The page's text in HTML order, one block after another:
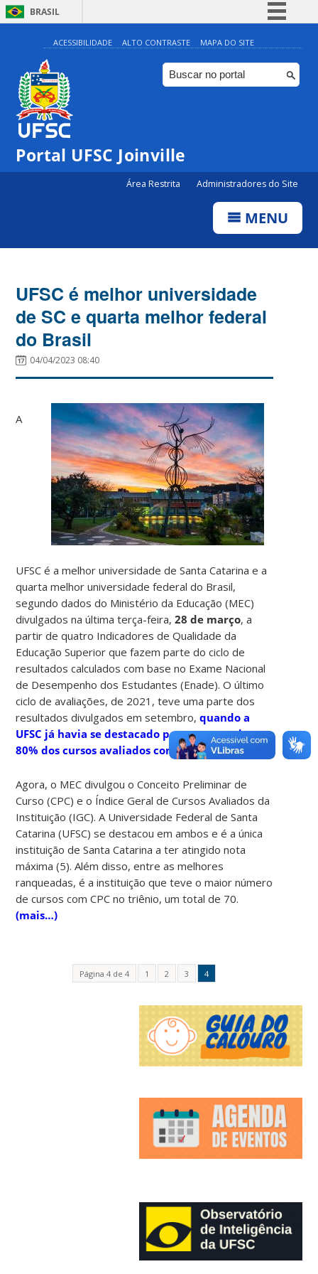
BRASIL
Simplifique!
Comunica BR
Participe
ACESSIBILIDADE ALTO CONTRASTE MAPA DO SITE
Portal UFSC Joinville
Área Restrita Administradores do Site
MENU
UFSC é melhor universidade
de SC e quarta melhor federal
do Brasil
04/04/2023 08:40
A
UFSC é a melhor universidade de Santa Catarina e a
quarta melhor universidade federal do Brasil,
segundo dados do Ministério da Educação (MEC)
divulgados na última terça-feira,28 de março, a
partir de quatro Indicadores de Qualidade da
Educação Superior que fazem parte do ciclo de
resultados calculados com base no Exame Nacional
de Desempenho dos Estudantes (Enade). O último
ciclo de avaliações, de 2021, teve uma parte dos
resultados divulgados em setembro, quando a
UFSC já havia se destacado por ter cerca de
80% dos cursos avaliados com notas máximas.
Agora, o MEC divulgou o Conceito Preliminar de
Curso (CPC) e o Índice Geral de Cursos Avaliados da
Instituição (IGC). A Universidade Federal de Santa
Catarina (UFSC) se destacou em ambos e é a única
instituição de Santa Catarina a ter atingido nota
máxima (5). Além disso, entre as melhores
ranqueadas, é a instituição que teve o maior número
de cursos com CPC no triênio, um total de 70.
(mais…)
Página 4 de 4 1 2 3 4